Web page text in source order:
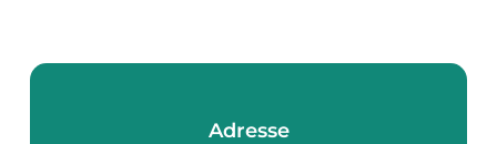
Adresse